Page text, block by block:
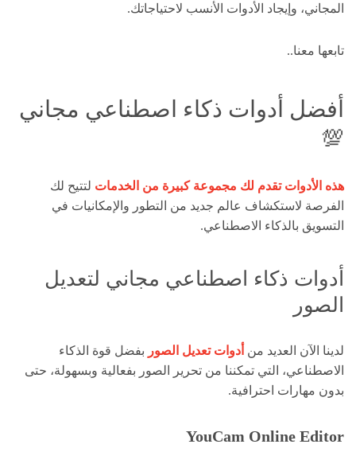
المجاني، وإيجاد الأدوات الأنسب لاحتياجاتك.
تابعها معنا..
أفضل أدوات ذكاء اصطناعي مجاني
💯
هذه الأدوات تقدم لك مجموعة كبيرة من الخدمات لتتيح لك
الفرصة لاستكشاف عالم جديد من التطور والإمكانيات في
التسويق بالذكاء الاصطناعي.
أدوات ذكاء اصطناعي مجاني لتعديل
الصور
لدينا الآن العديد من أدوات تعديل الصور بفضل قوة الذكاء
الاصطناعي، التي تمكننا من تحرير الصور بفعالية وبسهولة، حتى
بدون مهارات احترافية.
YouCam Online Editor